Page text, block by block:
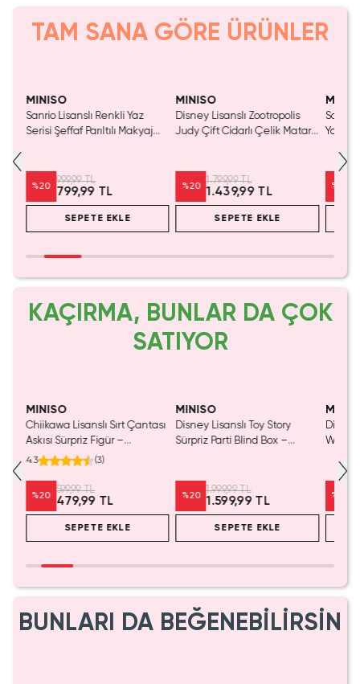
TAM SANA GÖRE ÜRÜNLER
MINISO
Sanrio Lisanslı Renkli Yaz
Serisi Şeffaf Parıltılı Makyaj
%20
999,99 TL
799,99 TL
SEPETE EKLE
MINISO
Disney Lisanslı Zootropolis
Judy Çift Cidarlı Çelik Matara
%20
1.799,99 TL
1.439,99 TL
SEPETE EKLE
%
KAÇIRMA, BUNLAR DA ÇOK
SATIYOR
MINISO
Chiikawa Lisanslı Sırt Çantası
Askısı Sürpriz Figür –
Koleksiyonluk Blind Box
4.3 (3)
%20
599,99 TL
479,99 TL
SEPETE EKLE
MINISO
Disney Lisanslı Toy Story
Sürpriz Parti Blind Box –
%20
1.999,99 TL
1.599,99 TL
SEPETE EKLE
Disney
%
BUNLARI DA BEĞENEBİLİRSİN